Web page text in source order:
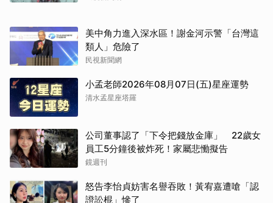
美中角力進入深水區！謝金河示警「台灣這
類人」危險了
民視新聞網
小孟老師2026年08月07日(五)星座運勢
清水孟星座塔羅
公司董事認了「下令把錢放金庫」 22歲女
員工5分鐘後被炸死！家屬悲慟擬告
鏡週刊
怒告李怡貞妨害名譽吞敗！黃宥嘉遭嗆「認
證訟棍」慘了